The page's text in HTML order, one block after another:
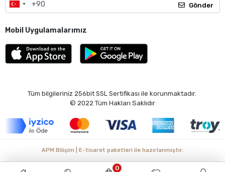
Gönder
Mobil Uygulamalarımız
Tüm bilgileriniz 256bit SSL Sertifikası ile korunmaktadır.
© 2022 Tüm Hakları Saklıdır
0
APM Bilişim | E-ticaret paketleri ile hazırlanmıştır.